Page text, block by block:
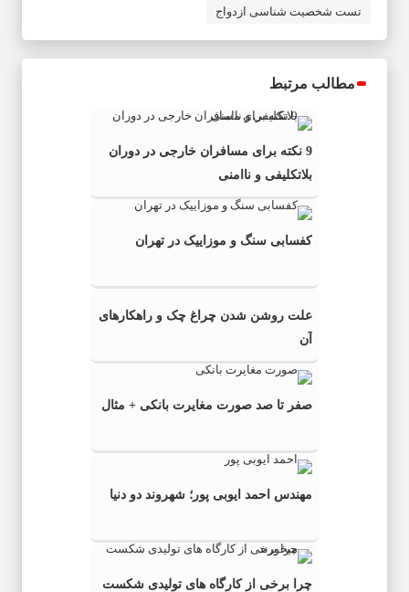
تست شخصیت شناسی ازدواج
مطالب مرتبط
9 نکته برای مسافران خارجی در دوران
بلاتکلیفی و ناامنی
کفسابی سنگ و موزاییک در تهران
علت روشن شدن چراغ چک و راهکارهای
آن
صفر تا صد صورت مغایرت بانکی + مثال
مهندس احمد ایوبی ‌پور؛ شهروند دو دنیا
چرا برخی از کارگاه‌ های تولیدی شکست